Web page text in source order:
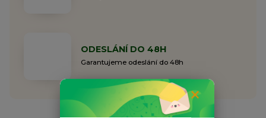
ODESLÁNÍ DO 48H
Garantujeme odeslání do 48h